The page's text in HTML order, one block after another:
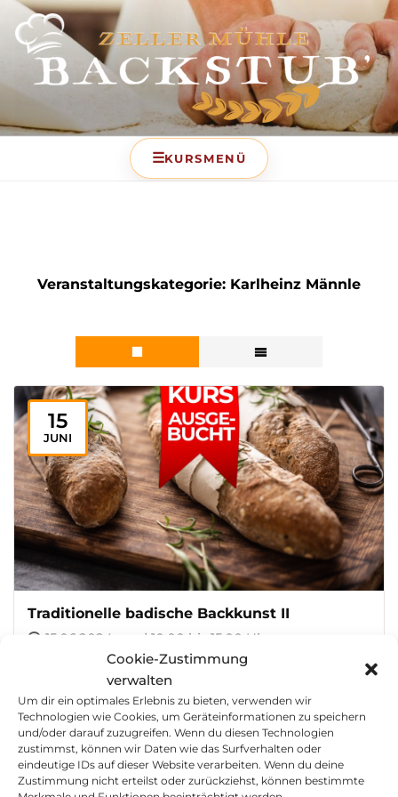
Cookie-Zustimmung
verwalten
Um dir ein optimales Erlebnis zu bieten, verwenden wir
Technologien wie Cookies, um Geräteinformationen zu speichern
und/oder darauf zuzugreifen. Wenn du diesen Technologien
zustimmst, können wir Daten wie das Surfverhalten oder
eindeutige IDs auf dieser Website verarbeiten. Wenn du deine
Zustimmung nicht erteilst oder zurückziehst, können bestimmte
BACKSTUB – DIE
BACKSCHULE DER ZELLER
Veranstaltungskategorie: Karlheinz Männle
15
JUNI
Traditionelle badische Backkunst II
15.06.2024 von | 10:00 bis 15:00 Uhr
Zeller Mühle Huber GmbH
28
OKT.